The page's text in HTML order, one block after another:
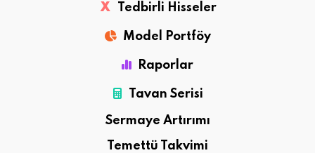
X Tedbirli Hisseler
Model Portföy
Raporlar
Tavan Serisi
Sermaye Artırımı
Temettü Takvimi